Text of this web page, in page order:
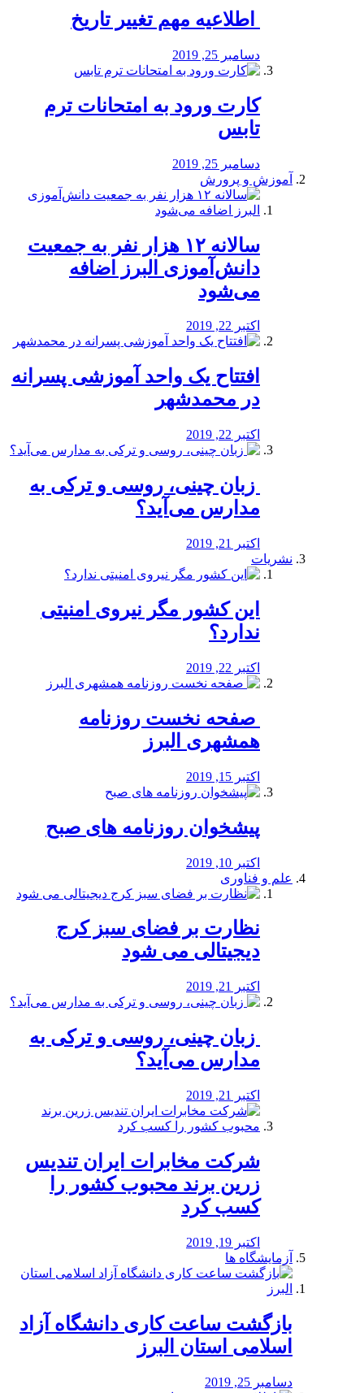
️ اطلاعیه مهم تغییر تاریخ
دسامبر 25, 2019
کارت ورود به امتحانات ترم
تابس
دسامبر 25, 2019
آموزش و پرورش
️سالانه ۱۲ هزار نفر به جمعیت
دانش‌آموزی البرز اضافه
می‌شود
اکتبر 22, 2019
افتتاح یک واحد آموزشی پسرانه
در محمدشهر
اکتبر 22, 2019
️ زبان چینی، روسی و ترکی به
مدارس می‌آید؟
اکتبر 21, 2019
نشریات
این کشور مگر نیروی امنیتی
ندارد؟
اکتبر 22, 2019
️ صفحه نخست روزنامه‌
همشهری البرز
اکتبر 15, 2019
پیشخوان روزنامه های صبح
اکتبر 10, 2019
علم و فناوری
نظارت بر فضای سبز کرج
دیجیتالی می شود
اکتبر 21, 2019
️ زبان چینی، روسی و ترکی به
مدارس می‌آید؟
اکتبر 21, 2019
شرکت مخابرات ایران تندیس
زرین برند محبوب کشور را
کسب کرد
اکتبر 19, 2019
آزمایشگاه ها
بازگشت ساعت کاری دانشگاه آزاد
اسلامی استان البرز
دسامبر 25, 2019